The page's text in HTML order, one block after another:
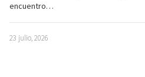
encuentro…
23 julio, 2026